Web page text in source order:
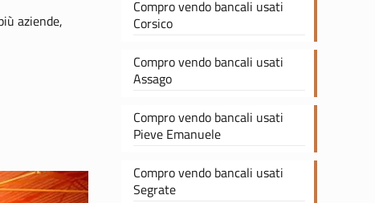
aziende,
Compro vendo bancali usati
Corsico
Compro vendo bancali usati
Assago
Compro vendo bancali usati
Pieve Emanuele
Compro vendo bancali usati
Segrate